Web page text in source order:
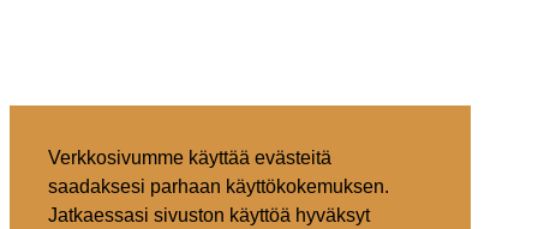
Verkkosivumme käyttää evästeitä
saadaksesi parhaan käyttökokemuksen.
Jatkaessasi sivuston käyttöä hyväksyt